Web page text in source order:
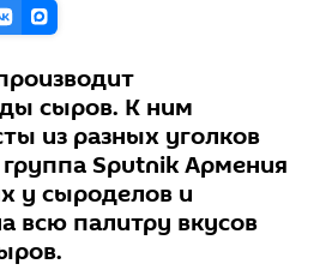
сыров. К ним
из разных уголков
Sputnik Армения
у сыроделов и
всю палитру вкусов